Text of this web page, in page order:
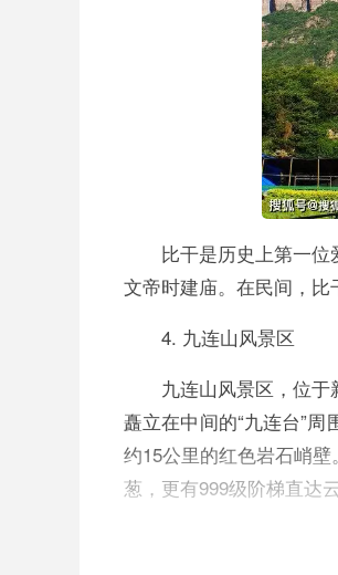
比干是历史上第一
文帝时建庙。在民间，比
4. 九连山风景区
九连山风景区，位
矗立在中间的“九连台”
约15公里的红色岩石峭
葱，更有999级阶梯直达